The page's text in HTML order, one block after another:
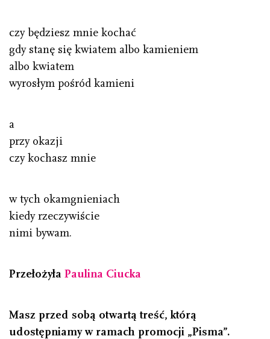
czy będziesz mnie kochać
gdy stanę się kwiatem albo kamieniem
albo kwiatem
wyrosłym pośród kamieni
a
przy okazji
czy kochasz mnie
w tych okamgnieniach
kiedy rzeczywiście
nimi bywam.
Przełożyła Paulina Ciucka
Masz przed sobą otwartą treść, którą
udostępniamy w ramach promocji „Pisma”.